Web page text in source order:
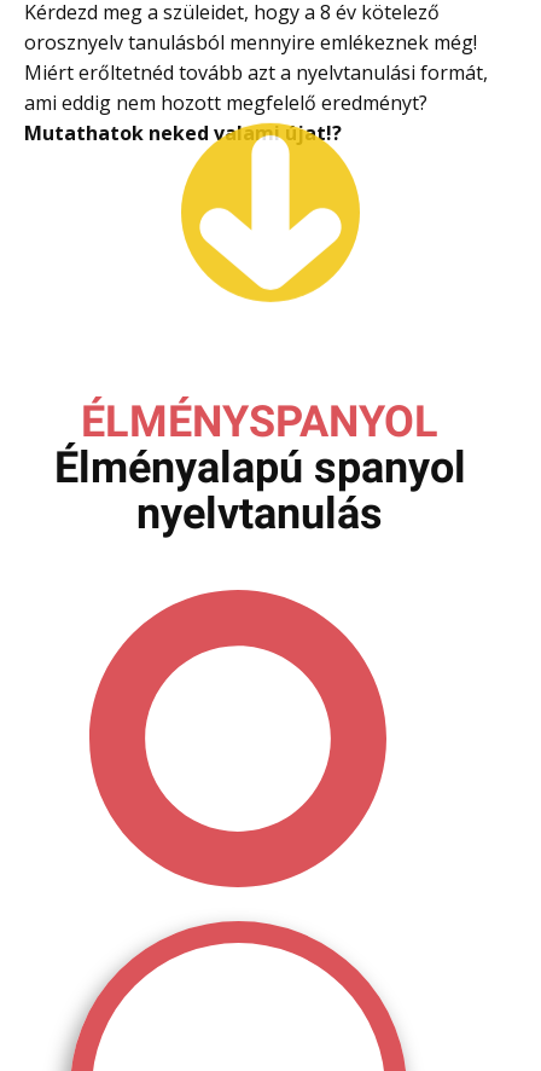
Kérdezd meg a szüleidet, hogy a 8 év kötelező
orosznyelv tanulásból mennyire emlékeznek még!
Miért erőltetnéd tovább azt a nyelvtanulási formát,
ami eddig nem hozott megfelelő eredményt?
Mutathatok neked valami újat!?
ÉLMÉNYSPANYOL
Élményalapú spanyol
nyelvtanulás